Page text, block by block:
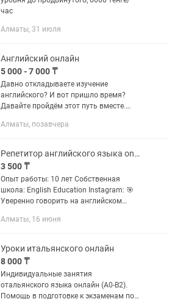
час
Алматы, 31 июля
Английский онлайн
5 000 - 7 000 ₸
Давно откладываете изучение
английского? И вот пришло время?
Давайте пройдём этот путь вместе.
время. Будем много говорить,
постоянно...
Алматы, позавчера
Репетитор английского языка online/offline
3 500 ₸
Опыт работы: 10 лет Собственная
школа: English Education Instagram: 🎯
Уверенно говорить на английском
Свободно общаться в путешествиях 🎯
Алматы, 16 июня
Уроки итальянского онлайн
8 000 ₸
Индивидуальные занятия
отальянского языка онлайн (А0-B2).
Помощь в подготовке к экзаменам по